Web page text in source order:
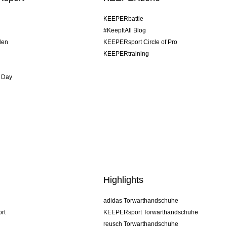
KEEPERbattle
#KeepItAll Blog
KEEPERsport Circle of Pro
KEEPERtraining
Highlights
adidas Torwarthandschuhe
KEEPERsport Torwarthandschuhe
reusch Torwarthandschuhe